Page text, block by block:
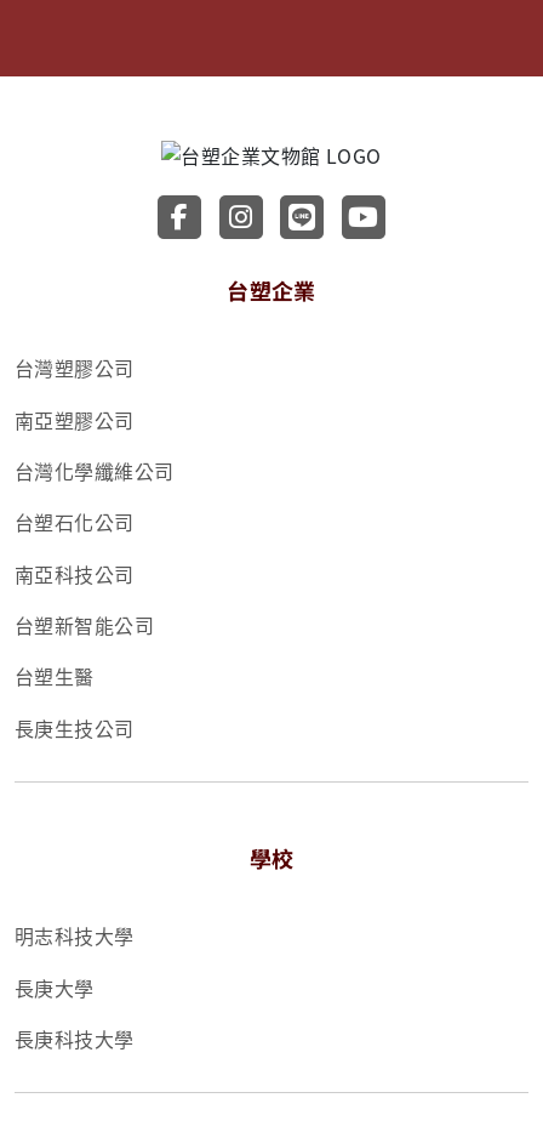
前往台塑企業文物館
前往台塑企業文物館
前往台塑企業文物
前往台塑企
台塑企業
台灣塑膠公司
南亞塑膠公司
台灣化學纖維公司
台塑石化公司
南亞科技公司
台塑新智能公司
台塑生醫
長庚生技公司
學校
明志科技大學
長庚大學
長庚科技大學